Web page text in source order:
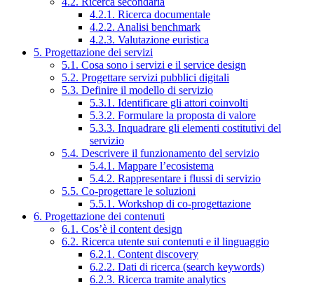
4.2.1. Ricerca documentale
4.2.2. Analisi benchmark
4.2.3. Valutazione euristica
5. Progettazione dei servizi
5.1. Cosa sono i servizi e il service design
5.2. Progettare servizi pubblici digitali
5.3. Definire il modello di servizio
5.3.1. Identificare gli attori coinvolti
5.3.2. Formulare la proposta di valore
5.3.3. Inquadrare gli elementi costitutivi del
servizio
5.4. Descrivere il funzionamento del servizio
5.4.1. Mappare l’ecosistema
5.4.2. Rappresentare i flussi di servizio
5.5. Co-progettare le soluzioni
5.5.1. Workshop di co-progettazione
6. Progettazione dei contenuti
6.1. Cos’è il content design
6.2. Ricerca utente sui contenuti e il linguaggio
6.2.1. Content discovery
6.2.2. Dati di ricerca (search keywords)
6.2.3. Ricerca tramite analytics